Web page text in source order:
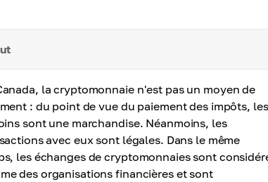
la cryptomonnaie n'est pas un moyen de
: du point de vue du paiement des impôts, les
sont une marchandise. Néanmoins, les
avec eux sont légales. Dans le même
les échanges de cryptomonnaies sont
des organisations financières et sont